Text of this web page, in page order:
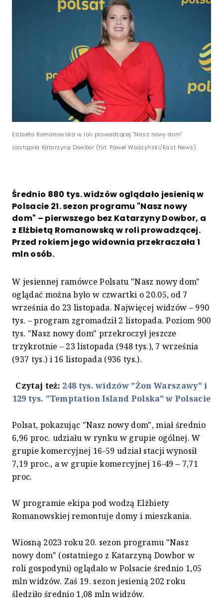
Elżbieta Romanowska w roli prowadzącej "Nasz nowy dom"
zastąpiła Katarzynę Dowbor (fot. Paweł Wodzyński/East News)
Średnio 880 tys. widzów oglądało jesienią w
Polsacie 21. sezon programu "Nasz nowy
dom" – pierwszego bez Katarzyny Dowbor, a
z Elżbietą Romanowską w roli prowadzącej.
Przed rokiem jego widownia przekraczała 1
mln osób.
W jesiennej ramówce Polsatu "Nasz nowy dom"
oglądać można było w czwartki o 20.05, od 7
września do 23 listopada. Najwięcej widzów – 990
tys. – program zgromadził 2 listopada. Poziom 900
tys. "Nasz nowy dom" przekroczył jeszcze
trzykrotnie – 23 listopada (948 tys.), 7 września
(937 tys.) i 16 listopada (936 tys.).
Czytaj też: 248 tys. widzów "Żon Warszawy" i
129 tys. "Temptation Island Polska" w Polsacie
Polsat, pokazując "Nasz nowy dom", miał średnio
6,96 proc. udziału w rynku w grupie ogólnej. W
grupie komercyjnej 16-59 udział stacji wynosił
7,19 proc., a w grupie komercyjnej 16-49 – 7,71
proc.
W programie ekipa pod wodzą Elżbiety
Romanowskiej remontuje domy i mieszkania.
Wiosną 2023 roku 20. sezon programu "Nasz
nowy dom" (ostatniego z Katarzyną Dowbor w
roli gospodyni) oglądało w Polsacie średnio 1,05
mln widzów. Zaś 19. sezon jesienią 202 roku
śledziło średnio 1,08 mln widzów.